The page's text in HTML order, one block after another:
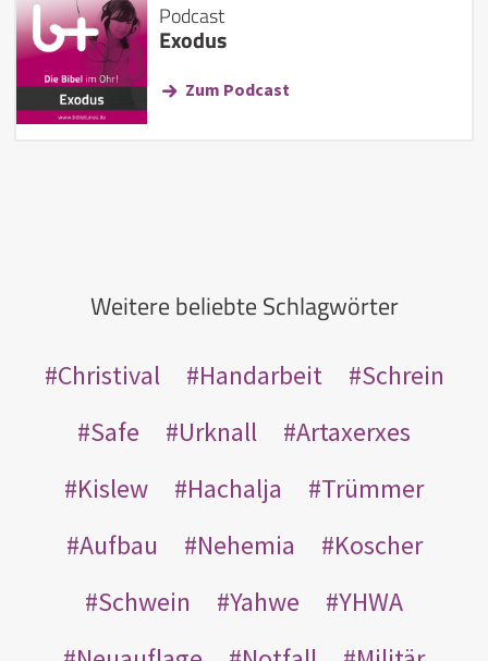
Podcast
Exodus
Zum Podcast
Weitere beliebte Schlagwörter
Christival Handarbeit
Schrein
Safe
Urknall
Artaxerxes
Kislew
Hachalja
Trümmer
Aufbau
Nehemia
Koscher
Schwein
Yahwe
YHWA